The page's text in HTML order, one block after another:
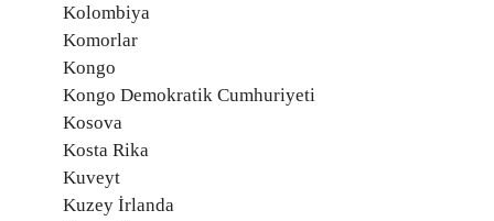
Kolombiya
Komorlar
Kongo
Kongo Demokratik Cumhuriyeti
Kosova
Kosta Rika
Kuveyt
Kuzey İrlanda